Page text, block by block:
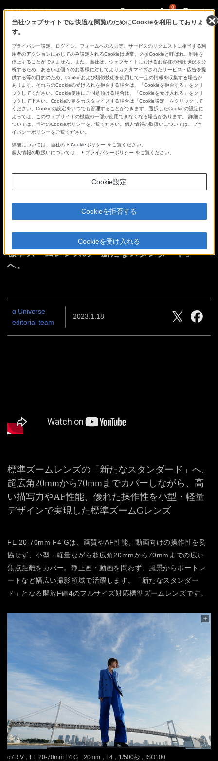
0
あ、
見
た
こ
と
の
な
い
世
界
へ。
α
Universe
標準ズームレンズの「新たなスタンダード」
へ。
α Universe
editorial team
2023.1.18
標準ズームレンズの「新たなスタンダード」へ。
超広角20mmから70mmまでカバーしながら、高
い描写力やAF性能、優れた操作性を小型・軽量
デザインで実現した標準ズームGレンズ
FE 20-70mm F4 Gは、画質やAF性能、動画向けの操作性を妥
協せず、小型・軽量ながら超広角20mmから70mmまでの広い
焦点距離をカバー。静止画・動画を問わず、風景からポートレ
ートなど幅広い撮影領域で活躍します。「新たなスタンダー
ド」となる開放F値4のフルサイズ対応標準ズームレンズです。
α7R V，FE 20-70mm F4 G 20mm，F4，1/500秒，ISO100
当社ウェブサイトでは快適な閲覧のためにCookieを利用しておりま
す。
プライバシー設定、ログイン、フォームへの入力等、サービスのリクエストに相当する利
用者のアクションに応じてのみ設定されるCookieは通常、必須Cookieと呼ばれ、利用を
停止することができません。また、当社は、ウェブサイトにおけるお客様の利用状況を分
析するため、あるいは個々のお客様に対してよりカスタマイズされたサービス・広告を提
供する等の目的のため、Cookieおよび類似技術を使用して一定の情報を収集する場合が
あります。それらのCookieの受け入れを拒否する場合は、「Cookieを拒否する」をクリ
ックしてください。Cookie使用にご同意頂ける場合は、「Cookieを受け入れる」をクリ
ックして下さい。Cookie設定をカスタマイズする場合は「Cookie設定」をクリックして
ください。Cookieの設定をいつでも管理することができます。選択したCookieの設定に
よっては、このウェブサイトの機能の一部が使用できなくなる場合があります。 詳細に
ついては、当社のCookieポリシーをご覧ください。個人情報の取扱いについては、プラ
イバシーポリシーをご覧ください。
詳細については、当社の Cookieポリシー をご覧ください。
個人情報の取扱いについては、
プライバシーポリシー をご覧ください。
Cookie設定
Cookieを拒否する
Cookieを受け入れる